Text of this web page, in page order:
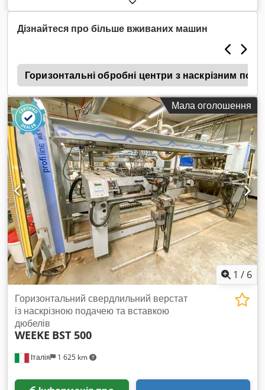
Chodjwuckhepfx Aqvsa Кількість контрольованих осей: 3 осі
Кількість свердлильних шпинделів: 84
Дізнайтеся про більше вживаних машин
Горизонтальні обробні центри з наскрізним
Мала оголошення
1 / 6
Італія 1 625 km
Горизонтальний свердлильний верстат
із наскрізною подачею та вставкою
дюбелів
WEEKE BST 500